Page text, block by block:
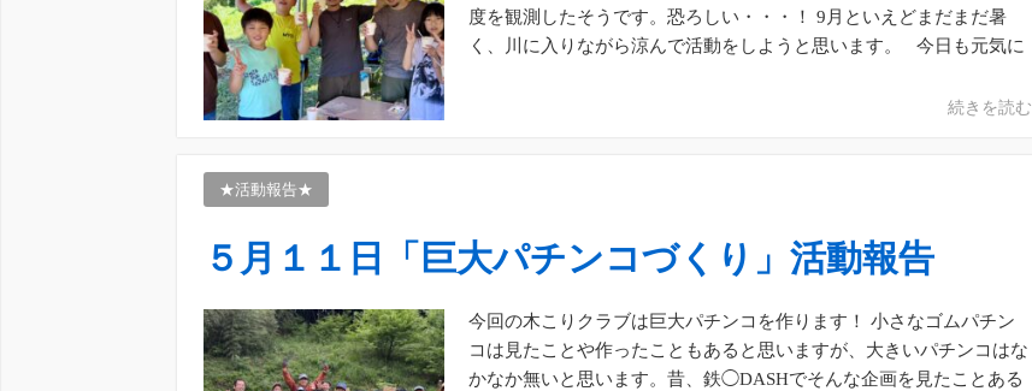
度を観測したそうです。恐ろしい・・・！ 9月といえどまだまだ暑
く、川に入りながら涼んで活動をしようと思います。 今日も元気に
続きを読む
★活動報告★
５月１１日「巨大パチンコづくり」活動報告
今回の木こりクラブは巨大パチンコを作ります！ 小さなゴムパチン
コは見たことや作ったこともあると思いますが、大きいパチンコはな
かなか無いと思います。昔、鉄◯DASHでそんな企画を見たことある